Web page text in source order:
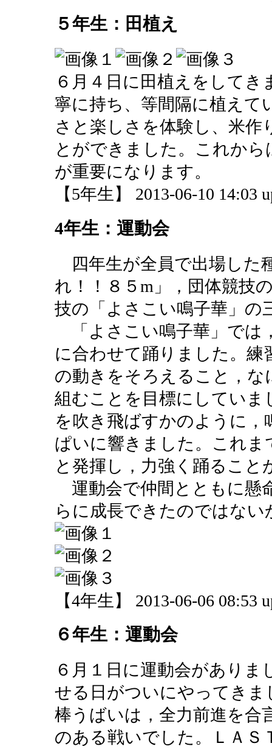
５年生：田植え
６月４日に田植えをして
寧に持ち、等間隔に植えて
さと楽しさを体験し、米
とができました。これか
が重要になります。
【5年生】 2013-06-10 14:03
4年生：運動会
四年生が全員で出場した
れ！！８５m」，団体競技
技の「よさこい鳴子華」の
「よさこい鳴子華」では
に合わせて踊りました。練
の動きをそろえること，
組むことを目標にしていま
を吹き飛ばすかのように
ぱいに響きました。これ
と発揮し，力強く踊ること
運動会で仲間とともに懸
らに成長できたのではない
【4年生】 2013-06-06 08:53
６年生：運動会
６月１日に運動会がありま
せる日がついにやってきま
棒うばいは，全力前進を合
のある戦いでした。ＬＡ